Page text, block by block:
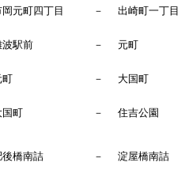
岡元町四丁目 － 出崎町一丁目
波駅前 － 元町
町 － 大国町
国町 － 住吉公園
後橋南詰 － 淀屋橋南詰